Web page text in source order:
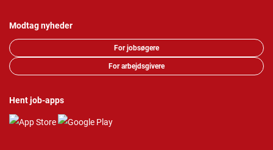
Modtag nyheder
For jobsøgere
For arbejdsgivere
Hent job-apps